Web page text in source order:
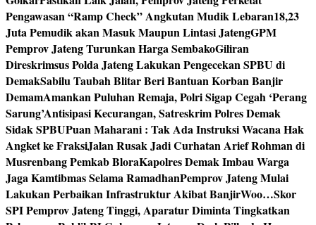
Pengawasan “Ramp Check” Angkutan Mudik Lebaran18,23
Juta Pemudik akan Masuk Maupun Lintasi JatengGPM
Pemprov Jateng Turunkan Harga SembakoGiliran
Direskrimsus Polda Jateng Lakukan Pengecekan SPBU di
DemakSabilu Taubah Blitar Beri Bantuan Korban Banjir
DemamAmankan Puluhan Remaja, Polri Sigap Cegah ‘Perang
Sarung’Antisipasi Kecurangan, Satreskrim Polres Demak
Sidak SPBUPuan Maharani : Tak Ada Instruksi Wacana Hak
Angket ke FraksiJalan Rusak Jadi Curhatan Arief Rohman di
Musrenbang Pemkab BloraKapolres Demak Imbau Warga
Jaga Kamtibmas Selama RamadhanPemprov Jateng Mulai
Lakukan Perbaikan Infrastruktur Akibat BanjirWoo…Skor
SPI Pemprov Jateng Tinggi, Aparatur Diminta Tingkatkan